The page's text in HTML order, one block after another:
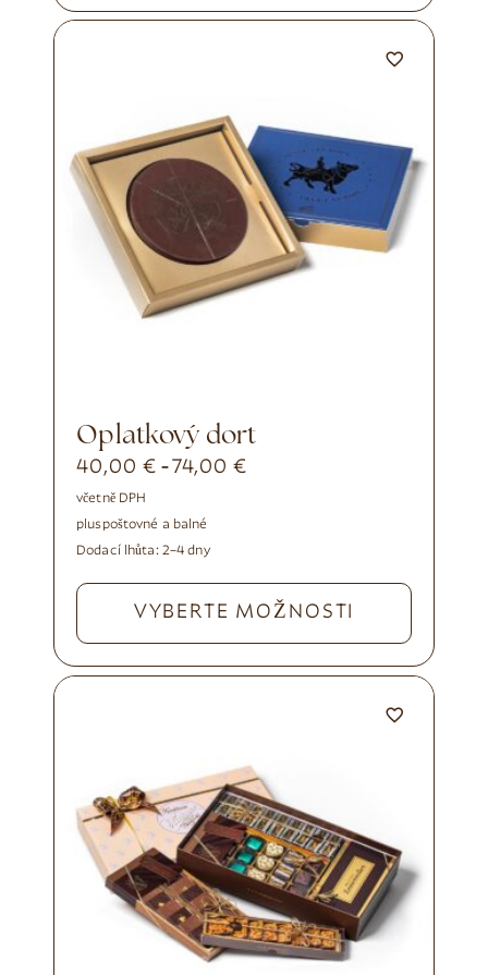
Oplatkový dort
40,00 € - 74,00€
včetně DPH
pluspoštovné a balné
Dodací lhůta: 2–4 dny
VYBERTE MOŽNOSTI